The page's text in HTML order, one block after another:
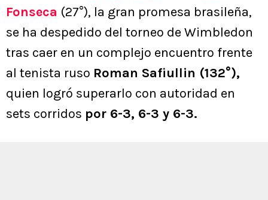
Fonseca (27°), la gran promesa brasileña,
se ha despedido del torneo de Wimbledon
tras caer en un complejo encuentro frente
al tenista ruso Roman Safiullin (132°),
quien logró superarlo con autoridad en
sets corridos por 6-3, 6-3 y 6-3.